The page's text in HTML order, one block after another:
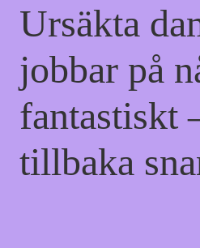
Ursäkta
jobbar på
fantastiskt
tillbaka